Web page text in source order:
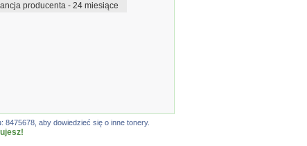
producenta - 24 miesiące
8475678, aby dowiedzieć się o inne tonery.